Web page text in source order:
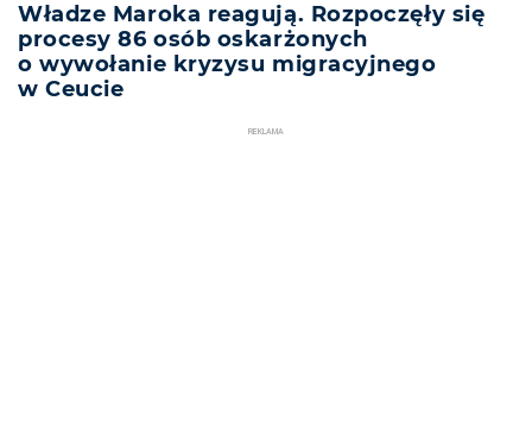
Władze Maroka reagują. Rozpoczęły się
procesy 86 osób oskarżonych
o wywołanie kryzysu migracyjnego
w Ceucie
REKLAMA